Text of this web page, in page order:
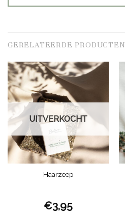
GERELATEERDE PRODUCTEN
UITVERKOCHT
Haarzeep
€3,95